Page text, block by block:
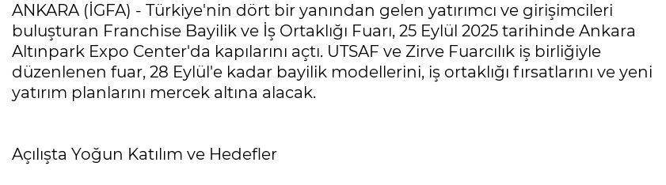
ANKARA (İGFA) - Türkiye'nin dört bir yanından gelen yatırımcı ve girişimcileri
buluşturan Franchise Bayilik ve İş Ortaklığı Fuarı, 25 Eylül 2025 tarihinde Ankara
Altınpark Expo Center'da kapılarını açtı. UTSAF ve Zirve Fuarcılık iş birliğiyle
düzenlenen fuar, 28 Eylül'e kadar bayilik modellerini, iş ortaklığı fırsatlarını ve yeni
yatırım planlarını mercek altına alacak.
Açılışta Yoğun Katılım ve Hedefler